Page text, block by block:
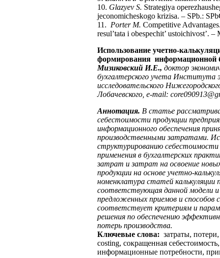
10. Glazyev S. Strategiya
jeconomicheskogo krizisa. – SPb.:
11. Porter M. Competitive
resul’tata i obespechit’ ustoichivost’.
Использование учетно-
формирования информационной
Мизиковский И.Е., доктор
бухгалтерского учета Института
исследовательского
Лобачевского, e-mail: core090913@
Аннотация. В статье
себестоимости продукции
информационного обеспечения
производственными затратами.
структурированию себестоимости
применения в бухгалтерских
затрат и затрат на освоение
продукции на основе учетно-
номенклатура статей калькуляции
соответствующая данной модели
предложенных приемов и способов
соответствует критериям и
решения по обеспечению
потерь производства.
Ключевые слова: затраты,
сosting, сокращенная
информационные потребности,